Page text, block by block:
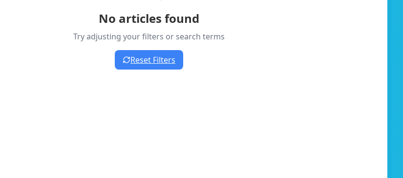
No articles found
Try adjusting your filters or search terms
Reset Filters